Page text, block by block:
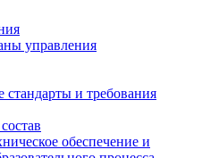
управления
стандарты и требования
обеспечение и